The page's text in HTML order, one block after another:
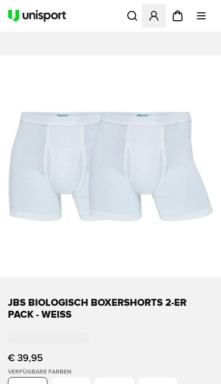
Öffnet ein Fenster zum
JBS BIOLOGISCH BOXERSHORTS 2-ER
PACK - WEISS
€ 39,95
VERFÜGBARE FARBEN